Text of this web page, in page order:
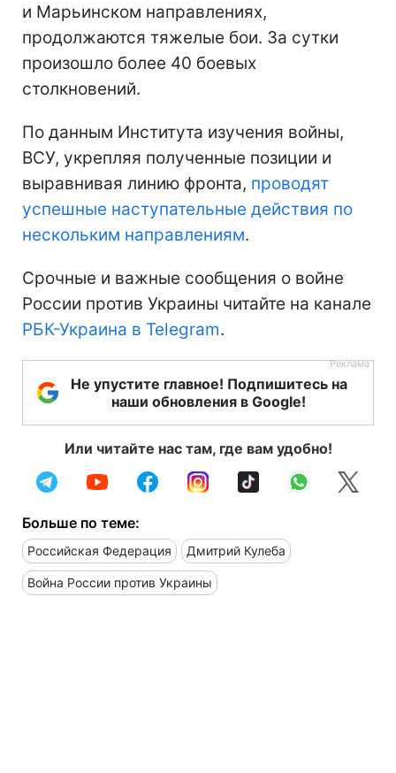
и Марьинском направлениях,
продолжаются тяжелые бои. За сутки
произошло более 40 боевых
столкновений.
По данным Института изучения войны,
ВСУ, укрепляя полученные позиции и
выравнивая линию фронта, проводят
успешные наступательные действия по
нескольким направлениям.
Срочные и важные сообщения о войне
России против Украины читайте на канале
РБК-Украина в Telegram.
Не упустите главное! Подпишитесь на
наши обновления в Google!
Или читайте нас там, где вам удобно!
Больше по теме:
Российская Федерация Дмитрий Кулеба
Война России против Украины